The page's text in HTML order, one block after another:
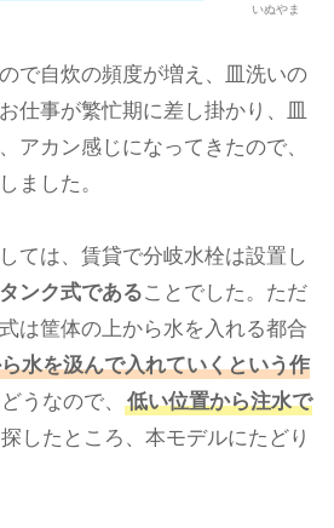
いぬやま
で自炊の頻度が増え、皿洗いの
仕事が繁忙期に差し掛かり、皿
アカン感じになってきたので、
ました。
ては、賃貸で分岐水栓は設置し
タンク式であることでした。ただ
は筐体の上から水を入れる都合
水を汲んで入れていくという作
うなので、
低い位置から注水で
したところ、本モデルにたどり